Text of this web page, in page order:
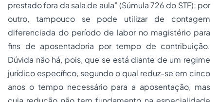
prestado fora da sala de aula” (Súmula 726 do STF); por
outro, tampouco se pode utilizar de contagem
diferenciada do período de labor no magistério para
fins de aposentadoria por tempo de contribuição.
Dúvida não há, pois, que se está diante de um regime
jurídico específico, segundo o qual reduz-se em cinco
anos o tempo necessário para a aposentação, mas